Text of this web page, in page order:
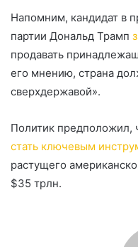
Напомним, кандидат в
партии Дональд Трамп
продавать
его мнению, страна
сверхдержавой».
Политик предположил,
стать ключевым
растущего
$35 трлн.